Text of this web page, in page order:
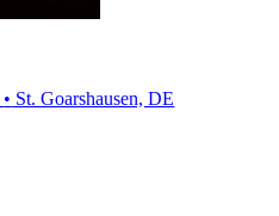
• St. Goarshausen, DE